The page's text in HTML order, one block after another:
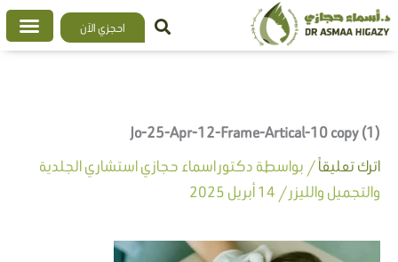
تخطي
إلى
احجزي الآن
Jo-25-Apr-12-Frame-Artical-10 copy (1)
اترك تعليقاً/ بواسطة دكتور اسماء حجازي استشاري الجلدية
والتجميل والليزر/ 14 أبريل 2025